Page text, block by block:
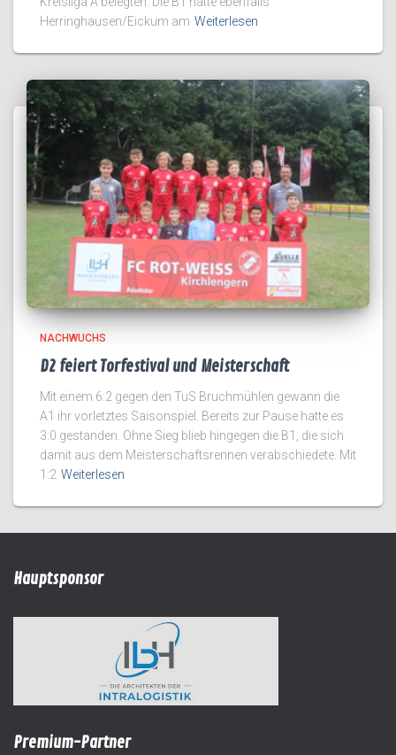
Herringhausen/Eickum am Weiterlesen
NACHWUCHS
D2 feiert Torfestival und Meisterschaft
Mit einem 6:2 gegen den TuS Bruchmühlen gewann die
A1 ihr vorletztes Saisonspiel. Bereits zur Pause hatte es
3:0 gestanden. Ohne Sieg blieb hingegen die B1, die sich
damit aus dem Meisterschaftsrennen verabschiedete. Mit
1:2 Weiterlesen
Hauptsponsor
Premium-Partner